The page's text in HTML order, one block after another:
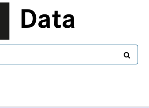
Data